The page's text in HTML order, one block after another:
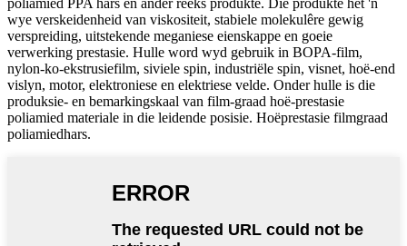
poliamied PPA hars en ander reeks produkte. Die produkte het 'n
wye verskeidenheid van viskositeit, stabiele molekulêre gewig
verspreiding, uitstekende meganiese eienskappe en goeie
verwerking prestasie. Hulle word wyd gebruik in BOPA-film,
nylon-ko-ekstrusiefilm, siviele spin, industriële spin, visnet, hoë-end
vislyn, motor, elektroniese en elektriese velde. Onder hulle is die
produksie- en bemarkingskaal van film-graad hoë-prestasie
poliamied materiale in die leidende posisie. Hoëprestasie filmgraad
poliamiedhars.